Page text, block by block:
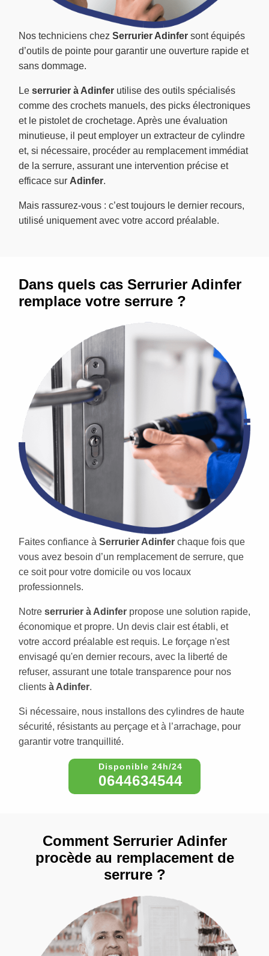
Nos techniciens chez Serrurier Adinfer sont équipés
d’outils de pointe pour garantir une ouverture rapide et
sans dommage.
Le serrurier à Adinfer utilise des outils spécialisés
comme des crochets manuels, des picks électroniques
et le pistolet de crochetage. Après une évaluation
minutieuse, il peut employer un extracteur de cylindre
et, si nécessaire, procéder au remplacement immédiat
de la serrure, assurant une intervention précise et
efficace sur Adinfer.
Mais rassurez-vous : c’est toujours le dernier recours,
utilisé uniquement avec votre accord préalable.
Dans quels cas Serrurier Adinfer
remplace votre serrure ?
Faites confiance à Serrurier Adinfer chaque fois que
vous avez besoin d’un remplacement de serrure, que
ce soit pour votre domicile ou vos locaux
professionnels.
Notre serrurier à Adinfer propose une solution rapide,
économique et propre. Un devis clair est établi, et
votre accord préalable est requis. Le forçage n'est
envisagé qu'en dernier recours, avec la liberté de
refuser, assurant une totale transparence pour nos
clients à Adinfer.
Si nécessaire, nous installons des cylindres de haute
sécurité, résistants au perçage et à l’arrachage, pour
garantir votre tranquillité.
0644634544
Comment Serrurier Adinfer
procède au remplacement de
serrure ?